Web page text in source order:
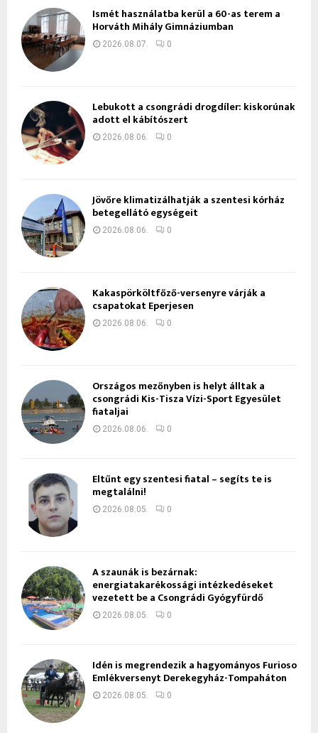
Ismét használatba kerül a 60-as terem a
Horváth Mihály Gimnáziumban
2026.08.07. 0
Lebukott a csongrádi drogdíler: kiskorúnak
adott el kábítószert
2026.08.06. 0
Jövőre klimatizálhatják a szentesi kórház
betegellátó egységeit
2026.08.06. 0
Kakaspörköltfőző-versenyre várják a
csapatokat Eperjesen
2026.08.06. 0
Országos mezőnyben is helyt álltak a
csongrádi Kis-Tisza Vízi-Sport Egyesület
fiataljai
2026.08.06. 0
Eltűnt egy szentesi fiatal – segíts te is
megtalálni!
2026.08.05. 0
A szaunák is bezárnak:
energiatakarékossági intézkedéseket
vezetett be a Csongrádi Gyógyfürdő
2026.08.05. 0
Idén is megrendezik a hagyományos Furioso
Emlékversenyt Derekegyház-Tompaháton
2026.08.05. 0